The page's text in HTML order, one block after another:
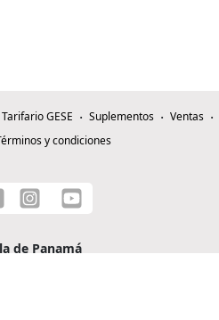
Tarifario GESE Suplementos Ventas
y condiciones
de Panamá